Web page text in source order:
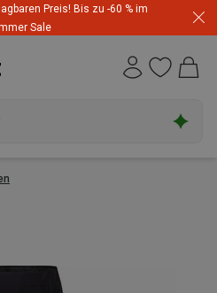
Preis! Bis zu -60 % im
Sale